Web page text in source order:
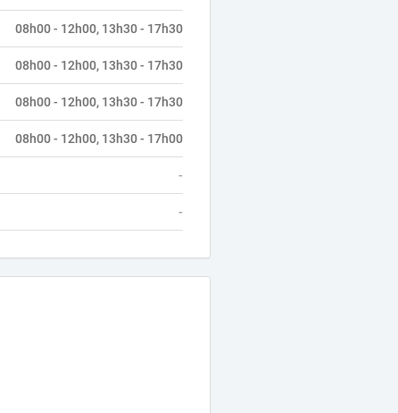
08h00 - 12h00, 13h30 - 17h30
08h00 - 12h00, 13h30 - 17h30
08h00 - 12h00, 13h30 - 17h30
08h00 - 12h00, 13h30 - 17h00
-
-